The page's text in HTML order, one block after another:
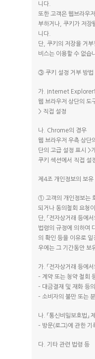
니다.
또한 고객은 웹브라우
부하거나, 쿠키가 저장
니다.
단, 쿠키의 저장을 거
비스는 이용할 수 없습
③ 쿠키 설정 거부 방법
가. Internet Explorer
웹 브라우저 상단의 도
> 직접 설정
나. Chrome의 경우
웹 브라우저 우측 상단
단의 고급 설정 표시 >
쿠키 섹션에서 직접 설
제4조 개인정보의 보유
① 고객의 개인정보는
되거나 동의철회 요청
단, 「전자상거래 등에
법령의 규정에 의하여
의 확인 등을 이유로 일
우에는 그 기간동안 보
가. 「전자상거래 등에
– 계약 또는 청약 철회
– 대금결재 및 재화 등
– 소비자의 불만 또는
나. 「통신비밀보호법」
– 방문(로그)에 관한 기
다. 기타 관련 법령 등